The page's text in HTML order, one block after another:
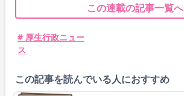
この連載の記事一覧へ
# 厚生行政ニュー
ス
この記事を読んでいる人におすすめ